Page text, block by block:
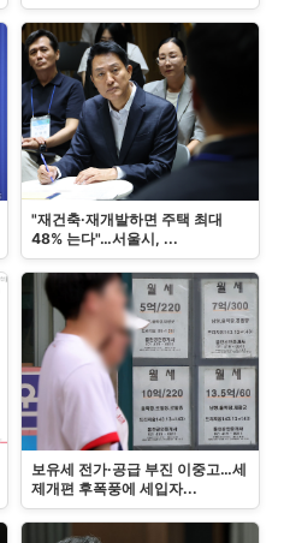
"재건축·재개발하면 주택 최대
48% 는다"…서울시, ...
보유세 전가·공급 부진 이중고…세
제개편 후폭풍에 세입자...